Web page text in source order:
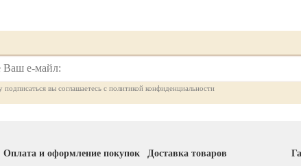
вы соглашаетесь с политикой конфиденциальности
Оплата и оформление покупок Доставка товаров